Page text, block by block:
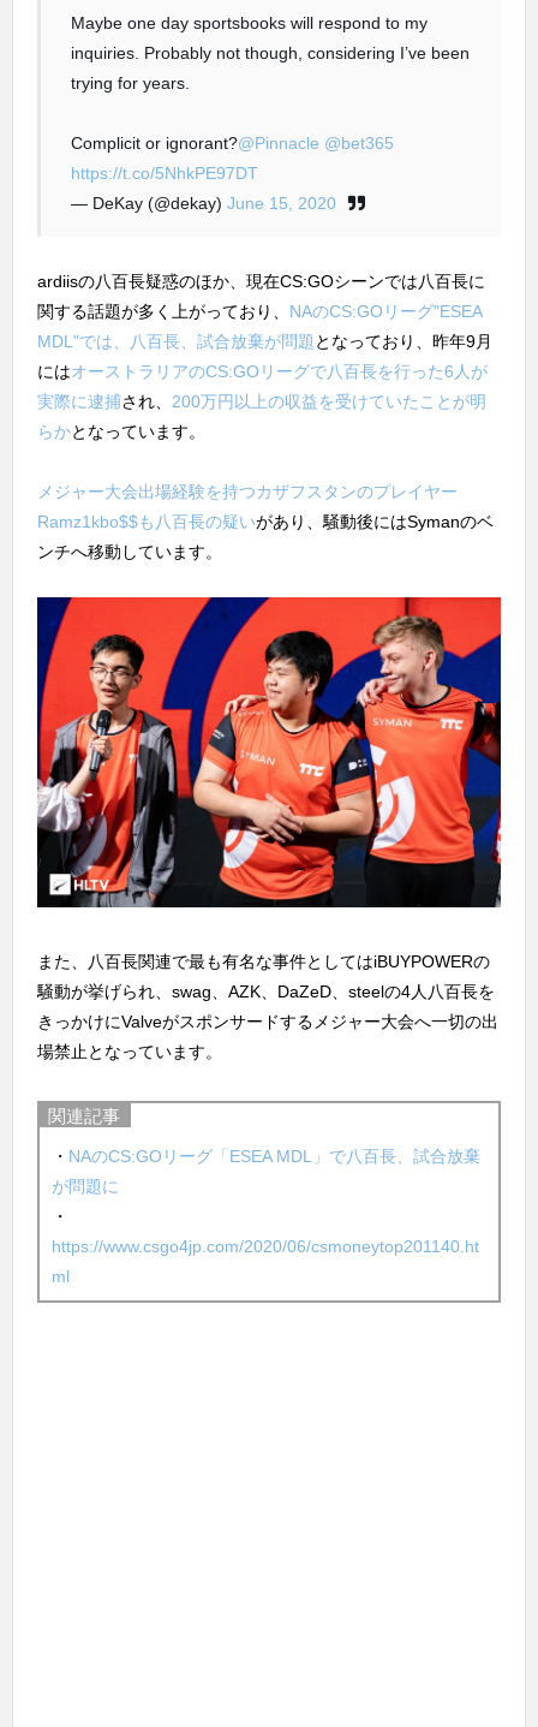
Maybe one day sportsbooks will respond to my
inquiries. Probably not though, considering I’ve been
trying for years.
Complicit or ignorant?@Pinnacle @bet365
https://t.co/5NhkPE97DT
— DeKay (@dekay) June 15, 2020
ardiisの八百長疑惑のほか、現在CS:GOシーンでは八百長に
関する話題が多く上がっており、 NAのCS:GOリーグ"ESEA
MDL"では、八百長、試合放棄が問題となっており、昨年9月
にはオーストラリアのCS:GOリーグで八百長を行った6人が
実際に逮捕され、 200万円以上の収益を受けていたことが明
らかとなっています。
メジャー大会出場経験を持つカザフスタンのプレイヤー
Ramz1kbo$$も八百長の疑いがあり、騒動後にはSymanのベ
ンチへ移動しています。
また、八百長関連で最も有名な事件としてはiBUYPOWERの
騒動が挙げられ、swag、AZK、DaZeD、steelの4人八百長を
きっかけにValveがスポンサードするメジャー大会へ一切の出
場禁止となっています。
関連記事
・ NAのCS:GOリーグ「ESEA MDL」で八百長、試合放棄
が問題に
・
https://www.csgo4jp.com/2020/06/csmoneytop201140.ht
ml